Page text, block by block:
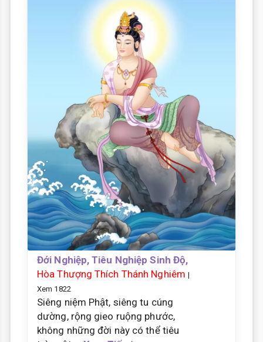
Đới Nghiệp, Tiêu Nghiệp Sinh Độ,
Hòa Thượng Thích Thánh Nghiêm |
Xem 1822
Siêng niệm Phật, siêng tu cúng
dường, rộng gieo ruộng phước,
không những đời này có thể tiêu